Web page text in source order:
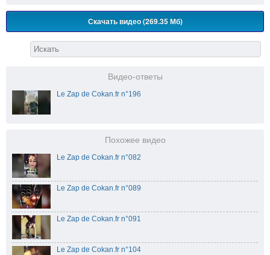
Скачать видео (269.35 Мб)
Видео-ответы
Le Zap de Cokan.fr n°196
Похожее видео
Le Zap de Cokan.fr n°082
Le Zap de Cokan.fr n°089
Le Zap de Cokan.fr n°091
Le Zap de Cokan.fr n°104